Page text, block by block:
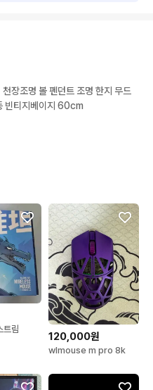
천장조명 볼 펜던트 조명 한지 무드
빈티지베이지 60cm
림
120,000원
wlmouse m pro 8k